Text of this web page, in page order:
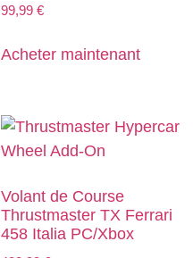
99,99 €
Acheter maintenant
Volant de Course
Thrustmaster TX Ferrari
458 Italia PC/Xbox